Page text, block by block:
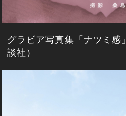
グラビア写真集「ナツミ感
談社）